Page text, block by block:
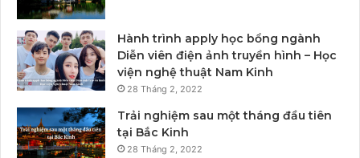
Hành trình apply học bổng ngành
Diễn viên điện ảnh truyền hình – Học
viện nghệ thuật Nam Kinh
28 Tháng 2, 2022
Trải nghiệm sau một tháng đầu tiên
tại Bắc Kinh
28 Tháng 2, 2022